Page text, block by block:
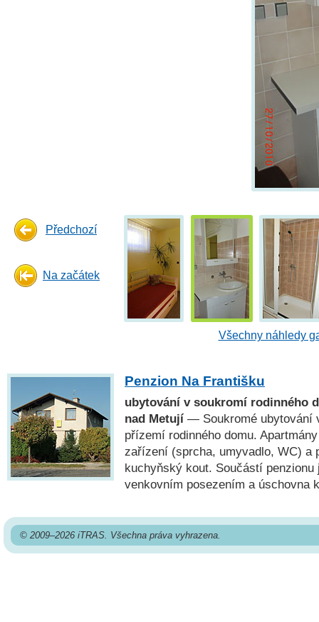
Předchozí
Na začátek
Všechny náhledy
Penzion Na Františku
ubytování v soukromí rodinného
nad Metují — Soukromé ubytování
přízemí rodinného domu.
zařízení (sprcha, umyvadlo, WC) a
kuchyňský kout. Součástí
venkovním posezením a úschovna
© 2009–2026 iTRAS. Všechna práva vyhrazena.